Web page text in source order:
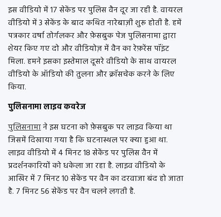
इस वीडियो में 17 सेकेंड पर पुलिस वैन दूर जा रही है. वायरल
वीडियो में 3 सेकेंड के बाद कथित नारेबाज़ी शुरू होती है. हमें
पत्रकार वर्षा तोर्गलकर और फ़ेसबुक पेज पुलिसनामा द्वारा
शेयर किए गए दो और वीडियोज़ में वैन का रेफ़रेंस पॉइंट
मिला. हमने इसका इस्तेमाल दूसरे वीडियो के साथ वायरल
वीडियो के ऑडियो की तुलना और क्रॉसचेक करने के लिए
किया.
पुलिसनामा लाइव कवरेज
पुलिसनामाने इस घटना को फ़ेसबुक पर लाइव किया था
जिसमें दिखाया गया है कि घटनास्थल पर क्या हुआ था.
लाइव वीडियो में 4 मिनट 18 सेकेंड पर पुलिस वैन में
प्रदर्शनकारियों को धकेला जा रहा है. लाइव वीडियो के
आखिर में 7 मिनट 10 सेकेंड पर वैन का दरवाजा बंद हो जाता
है. 7 मिनट 56 सेकेंड पर वैन चलने लगती है.